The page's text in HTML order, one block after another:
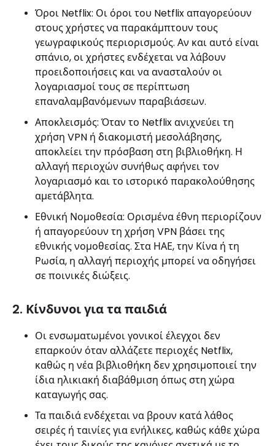
Όροι Netflix: Οι όροι του Netflix απαγορεύουν
στους χρήστες να παρακάμπτουν τους
γεωγραφικούς περιορισμούς. Αν και αυτό είναι
σπάνιο, οι χρήστες ενδέχεται να λάβουν
προειδοποιήσεις και να ανασταλούν οι
λογαριασμοί τους σε περίπτωση
επαναλαμβανόμενων παραβιάσεων.
Αποκλεισμός: Όταν το Netflix ανιχνεύει τη
χρήση VPN ή διακομιστή μεσολάβησης,
αποκλείει την πρόσβαση στη βιβλιοθήκη. Η
αλλαγή περιοχών συνήθως αφήνει τον
λογαριασμό και το ιστορικό παρακολούθησης
αμετάβλητα.
Εθνική Νομοθεσία: Ορισμένα έθνη περιορίζουν
ή απαγορεύουν τη χρήση VPN βάσει της
εθνικής νομοθεσίας. Στα ΗΑΕ, την Κίνα ή τη
Ρωσία, η αλλαγή περιοχής μπορεί να οδηγήσει
σε ποινικές διώξεις.
2. Κίνδυνοι για τα παιδιά
Οι ενσωματωμένοι γονικοί έλεγχοι δεν
επαρκούν όταν αλλάζετε περιοχές Netflix,
καθώς η νέα βιβλιοθήκη δεν χρησιμοποιεί την
ίδια ηλικιακή διαβάθμιση όπως στη χώρα
καταγωγής σας.
Τα παιδιά ενδέχεται να βρουν κατά λάθος
σειρές ή ταινίες για ενήλικες, καθώς κάθε χώρα